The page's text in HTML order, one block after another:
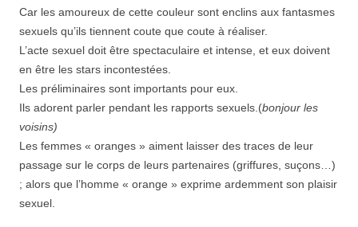
Car les amoureux de cette couleur sont enclins aux fantasmes
sexuels qu’ils tiennent coute que coute à réaliser.
L’acte sexuel doit être spectaculaire et intense, et eux doivent
en être les stars incontestées.
Les préliminaires sont importants pour eux.
Ils adorent parler pendant les rapports sexuels.(bonjour les
voisins)
Les femmes « oranges » aiment laisser des traces de leur
passage sur le corps de leurs partenaires (griffures, suçons…)
; alors que l’homme « orange » exprime ardemment son plaisir
sexuel.